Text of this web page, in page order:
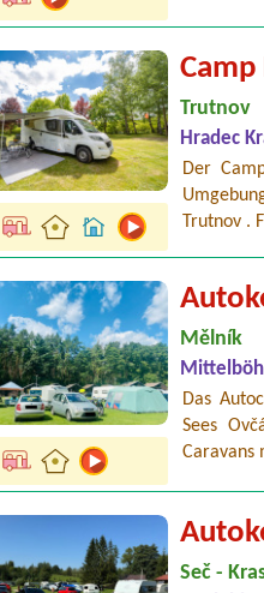
Trutnov
Hradec
Der
Trutnov .
Mělník
Das
Sees
Caravans
Seč -